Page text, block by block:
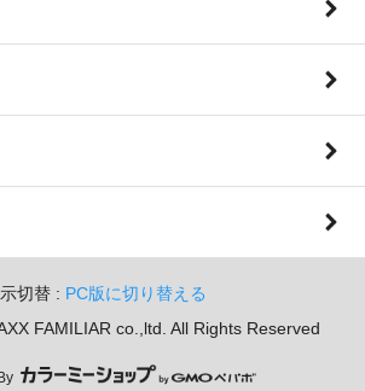
切替 : PC版に切り替える
FAMILIAR co.,ltd. All Rights Reserved